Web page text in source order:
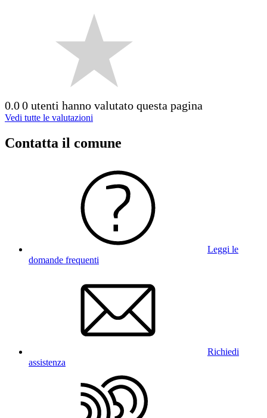
0.00 utenti hanno valutato questa pagina
Vedi tutte le valutazioni
Contatta il comune
Leggi le
domande frequenti
Richiedi
assistenza